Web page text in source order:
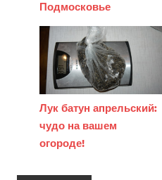
Подмосковье
Лук батун апрельский:
чудо на вашем
огороде!